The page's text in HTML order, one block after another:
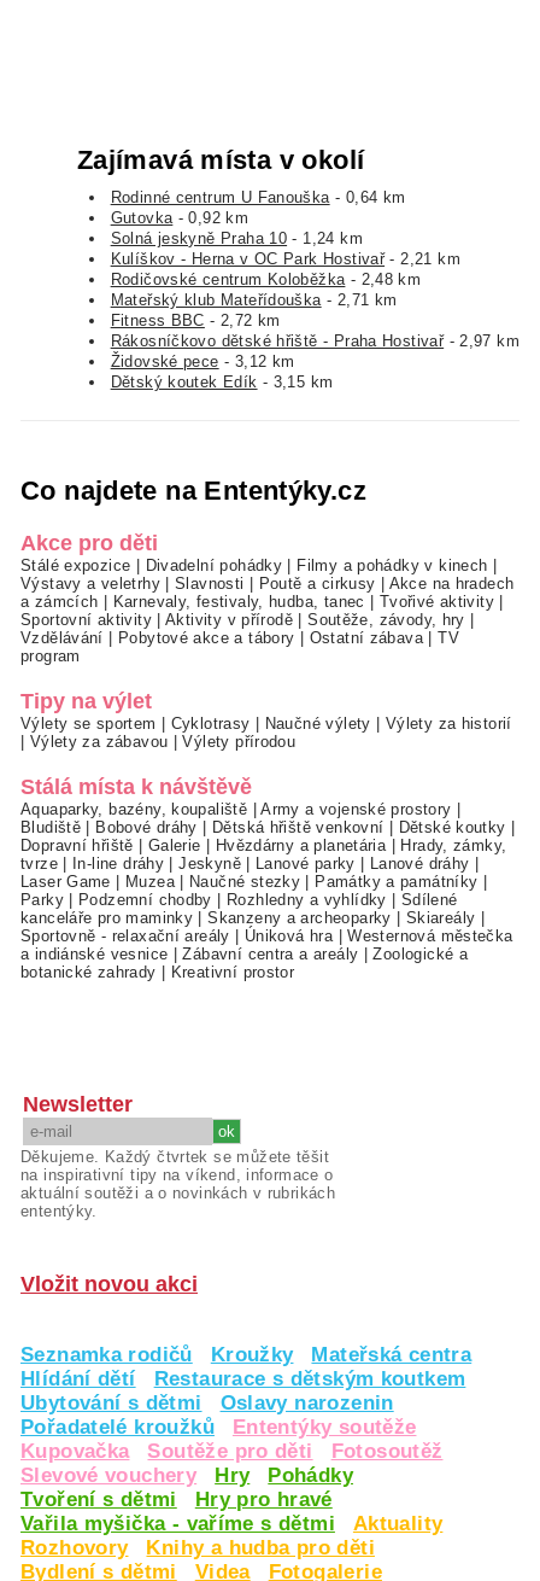
Zajímavá místa v okolí
Rodinné centrum U Fanouška - 0,64 km
Gutovka - 0,92 km
Solná jeskyně Praha 10 - 1,24 km
Kulíškov - Herna v OC Park Hostivař- 2,21 km
Rodičovské centrum Koloběžka - 2,48 km
Mateřský klub Mateřídouška - 2,71 km
Fitness BBC - 2,72 km
Rákosníčkovo dětské hřiště - Praha Hostivař- 2,97 km
Židovské pece - 3,12 km
Dětský koutek Edík - 3,15 km
Co najdete na Ententýky.cz
Akce pro děti
Stálé expozice Divadelní pohádky Filmy a pohádky v kinech
Výstavy a veletrhy|Slavnosti Poutě a cirkusy
Akce na hradech
a zámcích
Karnevaly, festivaly, hudba, tanec Tvořivé aktivity
Sportovní aktivity|Aktivity v přírodě |Soutěže, závody, hry
Vzdělávání
Pobytové akce a tábory Ostatní zábava |TV
program
Tipy na výlet
Výlety se sportem Cyklotrasy Naučné výlety
Výlety za historií
Výlety za zábavou |Výlety přírodou
Stálá místa k návštěvě
Aquaparky, bazény, koupaliště |Army a vojenské prostory
Bludiště
Bobové dráhy Dětská hřiště venkovní Dětské koutky
Dopravní hřiště
Galerie Hvězdárny a planetária
Hrady, zámky,
tvrze| In-line dráhy |Jeskyně| Lanové parky Lanové dráhy
Laser Game
Muzea| Naučné stezky Památky a památníky
Parky| Podzemní chodby Rozhledny a vyhlídky
Sdílené
kanceláře pro maminky |Skanzeny a archeoparky Skiareály
Sportovně - relaxační areály
Úniková hra |Westernová městečka
a indiánské vesnice |Zábavní centra a areály |Zoologické a
botanické zahrady
Kreativní prostor
Newsletter
Děkujeme. Každý čtvrtek se můžete těšit
na inspirativní tipy na víkend, informace o
aktuální soutěži a o novinkách v rubrikách
ententýky.
Vložit novou akci
Seznamka rodičů Kroužky
Mateřská centra
Hlídání dětí
Restaurace s dětským koutkem
Ubytování s dětmi
Oslavy narozenin
Pořadatelé kroužků
Ententýky soutěže
Kupovačka
Soutěže pro děti
Fotosoutěž
Slevové vouchery
Hry
Pohádky
Tvoření s dětmi
Hry pro hravé
Vařila myšička - vaříme s dětmi
Aktuality
Rozhovory
Knihy a hudba pro děti
Bydlení s dětmi
Videa Fotogalerie